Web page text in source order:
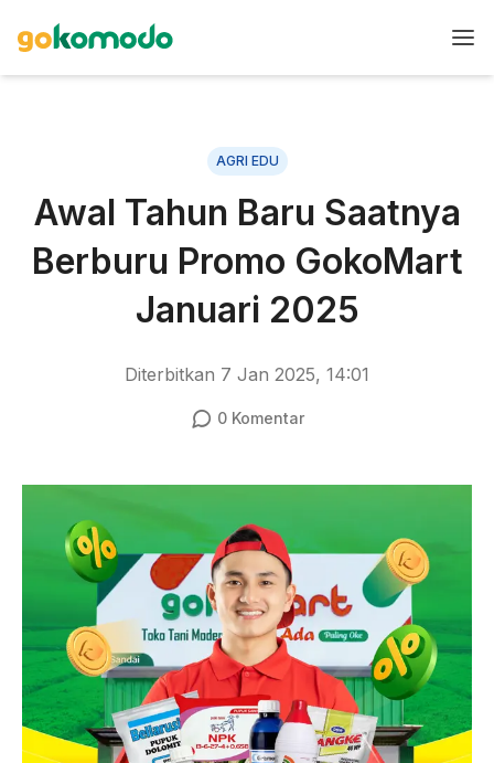
AGRI EDU
Awal Tahun Baru Saatnya
Berburu Promo GokoMart
Januari 2025
Diterbitkan 7 Jan 2025, 14:01
0Komentar